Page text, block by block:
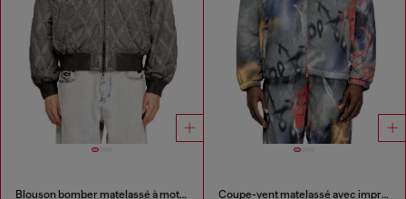
Blouson bomber matelassé à motif losanges rembourré Coupe-vent matelassé avec imprimé graffiti